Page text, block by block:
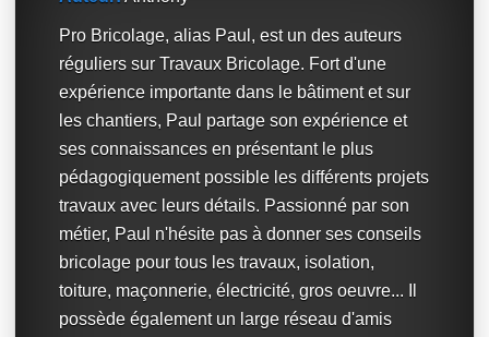
Pro Bricolage, alias Paul, est un des auteurs
réguliers sur Travaux Bricolage. Fort d'une
expérience importante dans le bâtiment et sur
les chantiers, Paul partage son expérience et
ses connaissances en présentant le plus
pédagogiquement possible les différents projets
travaux avec leurs détails. Passionné par son
métier, Paul n'hésite pas à donner ses conseils
bricolage pour tous les travaux, isolation,
toiture, maçonnerie, électricité, gros oeuvre... Il
possède également un large réseau d'amis